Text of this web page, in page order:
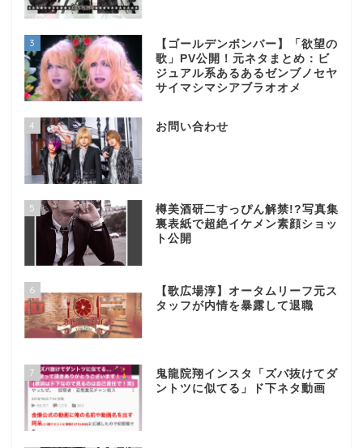
3
【ゴールデンボンバー】「欲望の
歌」PV公開！元ネタまとめ：ビ
ジュアル系あるあるゼンブノセヤ
サイマシマシアブラオオメ
4 お問い合わせ
5
樽美酒研二すっぴん解禁!?写真集
裏表紙で超絶イケメン素顔ショッ
ト公開
6
【歌広場淳】オータムリーフ元ス
タッフが内情を暴露して退職
7
鬼龍院翔インスタ「ズバ抜けてダ
ントツに似てる」ド下ネタ動画